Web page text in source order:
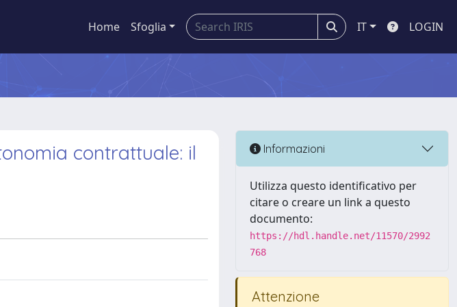
Home Sfoglia IT LOGIN
contrattuale: il
Informazioni
Utilizza questo identificativo per
citare o creare un link a questo
documento:
https://hdl.handle.net/11570/2992
768
Attenzione